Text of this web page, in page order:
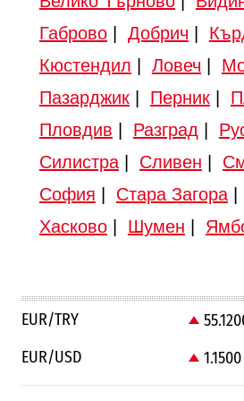
Габрово| Добрич
Кюстендил
Ловеч
Пазарджик| Перник|
Пловдив
Разград
Силистра| Сливен
София
Стара Загора|
Хасково| Шумен
EUR/TRY
EUR/USD
1.1500